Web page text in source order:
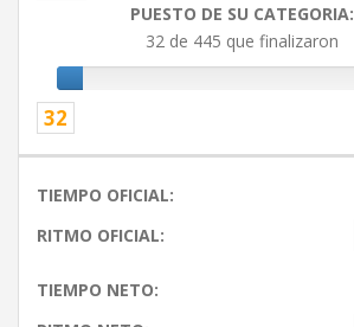
PUESTO DE SU CATEGORIA:
32 de 445 que finalizaron
32
TIEMPO OFICIAL:
RITMO OFICIAL:
TIEMPO NETO: